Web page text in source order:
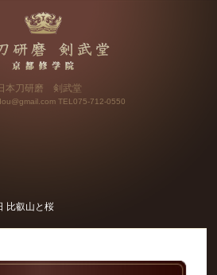
本刀研磨 剣武堂
TEL075-712-0550
比叡山と桜